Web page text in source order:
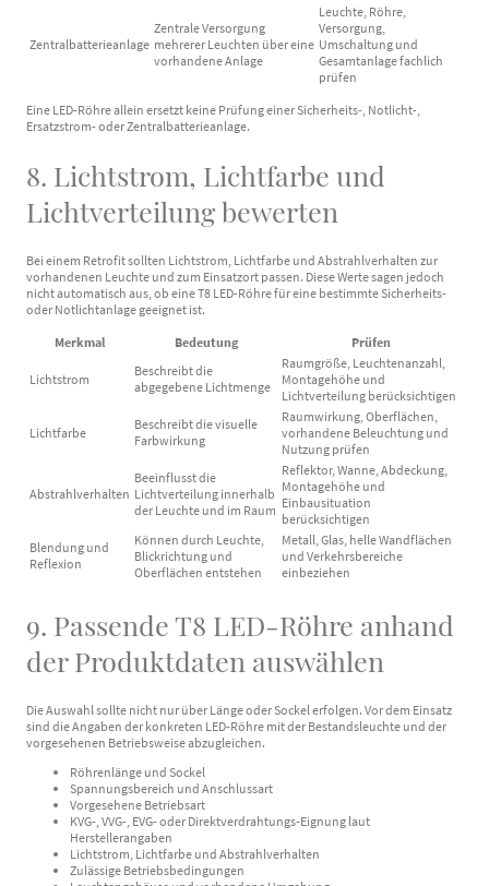
Zentralbatterieanlage
Zentrale Versorgung
mehrerer Leuchten über eine
vorhandene Anlage
Leuchte, Röhre,
Versorgung,
Umschaltung und
Gesamtanlage fachlich
prüfen
Eine LED-Röhre allein ersetzt keine Prüfung einer Sicherheits-, Notlicht-,
Ersatzstrom- oder Zentralbatterieanlage.
8. Lichtstrom, Lichtfarbe und
Lichtverteilung bewerten
Bei einem Retrofit sollten Lichtstrom, Lichtfarbe und Abstrahlverhalten zur
vorhandenen Leuchte und zum Einsatzort passen. Diese Werte sagen jedoch
nicht automatisch aus, ob eine T8 LED-Röhre für eine bestimmte Sicherheits-
oder Notlichtanlage geeignet ist.
Merkmal Bedeutung Prüfen
Lichtstrom
Beschreibt die
abgegebene Lichtmenge
Raumgröße, Leuchtenanzahl,
Montagehöhe und
Lichtverteilung berücksichtigen
Lichtfarbe
Beschreibt die visuelle
Farbwirkung
Raumwirkung, Oberflächen,
vorhandene Beleuchtung und
Nutzung prüfen
Abstrahlverhalten
Beeinflusst die
Lichtverteilung innerhalb
der Leuchte und im Raum
Reflektor, Wanne, Abdeckung,
Montagehöhe und
Einbausituation
berücksichtigen
Blendung und
Reflexion
Können durch Leuchte,
Blickrichtung und
Oberflächen entstehen
Metall, Glas, helle Wandflächen
und Verkehrsbereiche
einbeziehen
9. Passende T8 LED-Röhre anhand
der Produktdaten auswählen
Die Auswahl sollte nicht nur über Länge oder Sockel erfolgen. Vor dem Einsatz
sind die Angaben der konkreten LED-Röhre mit der Bestandsleuchte und der
vorgesehenen Betriebsweise abzugleichen.
Röhrenlänge und Sockel
Spannungsbereich und Anschlussart
Vorgesehene Betriebsart
KVG-, VVG-, EVG- oder Direktverdrahtungs-Eignung laut
Herstellerangaben
Lichtstrom, Lichtfarbe und Abstrahlverhalten
Zulässige Betriebsbedingungen